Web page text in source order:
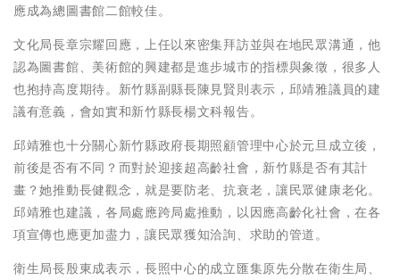
應成為總圖書館二館較佳。
文化局長章宗耀回應，上任以來密集拜訪並與在地民眾溝通，他
認為圖書館、美術館的興建都是進步城市的指標與象徵，很多人
也抱持高度期待。新竹縣副縣長陳見賢則表示，邱靖雅議員的建
議有意義，會如實和新竹縣長楊文科報告。
邱靖雅也十分關心新竹縣政府長期照顧管理中心於元旦成立後，
前後是否有不同？而對於迎接超高齡社會，新竹縣是否有其計
畫？她推動長健觀念，就是要防老、抗衰老，讓民眾健康老化。
邱靖雅也建議，各局處應跨局處推動，以因應高齡化社會，在各
項宣傳也應更加盡力，讓民眾獲知洽詢、求助的管道。
衛生局長殷東成表示，長照中心的成立匯集原先分散在衛生局、